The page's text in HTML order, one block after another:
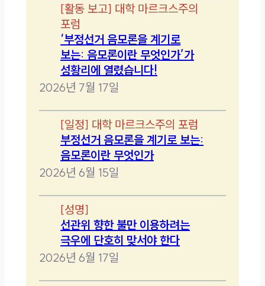
[활동 보고] 대학 마르크스주의
포럼
‘부정선거 음모론을 계기로
보는: 음모론이란 무엇인가’가
성황리에 열렸습니다!
2026년 7월 17일
[일정] 대학 마르크스주의 포럼
부정선거 음모론을 계기로 보는:
음모론이란 무엇인가
2026년 6월 15일
[성명]
선관위 향한 불만 이용하려는
극우에 단호히 맞서야 한다
2026년 6월 17일